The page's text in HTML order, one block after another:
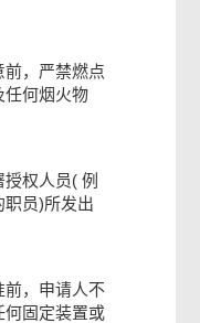
前，严禁燃点
任何烟火物
权人员( 例
职员)所发出
前，申请人不
何固定装置或